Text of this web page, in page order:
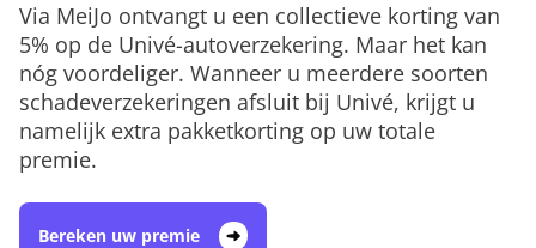
Via MeiJo ontvangt u een collectieve korting van
5% op de Univé-autoverzekering. Maar het kan
nóg voordeliger. Wanneer u meerdere soorten
schadeverzekeringen afsluit bij Univé, krijgt u
namelijk extra pakketkorting op uw totale
premie.​​​​
Bereken uw premie